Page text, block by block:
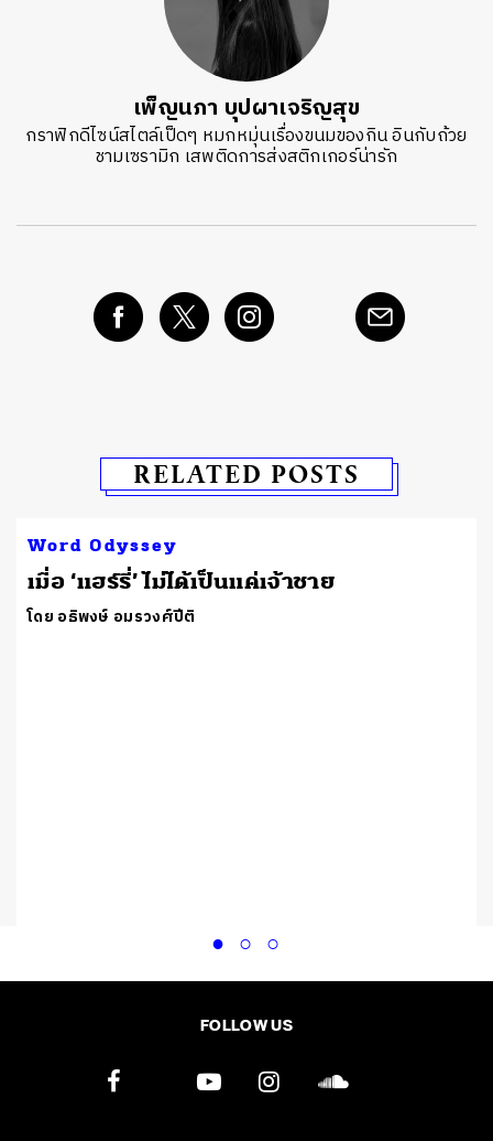
เพ็ญนภา บุปผาเจริญสุข
กราฟิกดีไซน์สไตล์เป็ดๆ หมกหมุ่นเรื่องขนมของกิน อินกับถ้วย
ชามเซรามิก เสพติดการส่งสติกเกอร์น่ารัก
RELATED POSTS
Word Odyssey
เมื่อ ‘แฮร์รี่’ ไม่ได้เป็นแค่เจ้าชาย
โดย อธิพงษ์ อมรวงศ์ปีติ
FOLLOW US